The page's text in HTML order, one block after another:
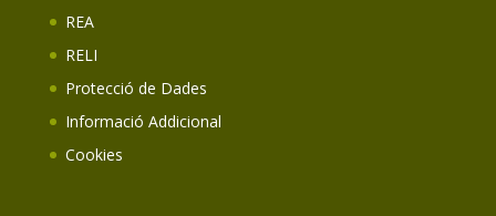
REA
RELI
Protecció de Dades
Informació Addicional
Cookies